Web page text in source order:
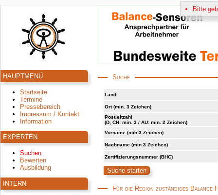
Bitte
HAUPTMENÜ
Startseite
Termine
Pressebereich
Impressum / Kontakt
Information
EXPERTEN
Suchen
Bewerten
Ausbildung
INTERN
Suche
Land
Ort (min. 3 Zeichen)
Postleitzahl
(D, CH: min. 3 / AU: min. 2 Zeichen)
Vorname (min 3 Zeichen)
Nachname (min 3 Zeichen)
Zertifizierungsnummer (BHC)
Für die Region zuständiges Balance-